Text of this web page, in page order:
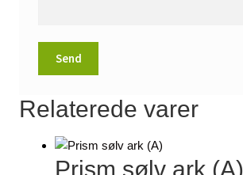
Relaterede varer
Prism sølv ark (A)